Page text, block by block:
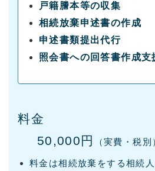
戸籍謄本等の収集
相続放棄申述書の作成
申述書類提出代行
照会書への回答書作成支
料金
50,000円
（実費・税別
料金は相続放棄をする相続